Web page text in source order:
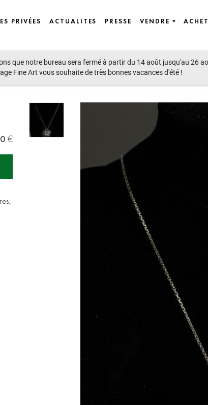
PRIVÉES ACTUALITES PRESSE VENDRE
que notre bureau sera fermé à partir du 14 août jusqu'au 26
Fine Art vous souhaite de très bonnes vacances d'été !